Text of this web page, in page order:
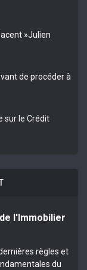
»Julien
de procéder à
sur le Crédit
l'Immobilier
règles et
du